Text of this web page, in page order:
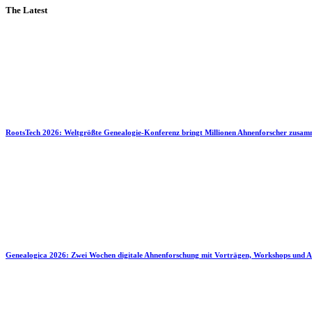
The Latest
RootsTech 2026: Weltgrößte Genealogie-Konferenz bringt Millionen Ahnenforscher
Genealogica 2026: Zwei Wochen digitale Ahnenforschung mit Vorträgen, Workshops und